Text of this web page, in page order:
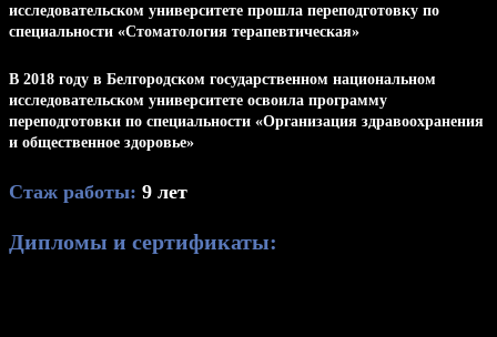
исследовательском университете прошла переподготовку по
специальности «Стоматология терапевтическая»
В 2018 году в Белгородском государственном национальном
исследовательском университете освоила программу
переподготовки по специальности «Организация здравоохранения
и общественное здоровье»
Стаж работы: 9 лет
Дипломы и сертификаты: